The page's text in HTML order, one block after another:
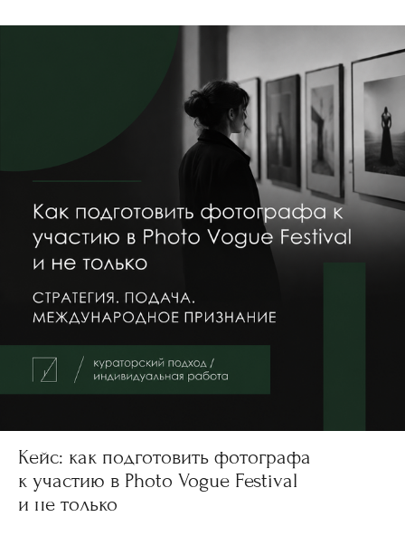
Кейс: как подготовить фотографа
к участию в Photo Vogue Festival
и не только